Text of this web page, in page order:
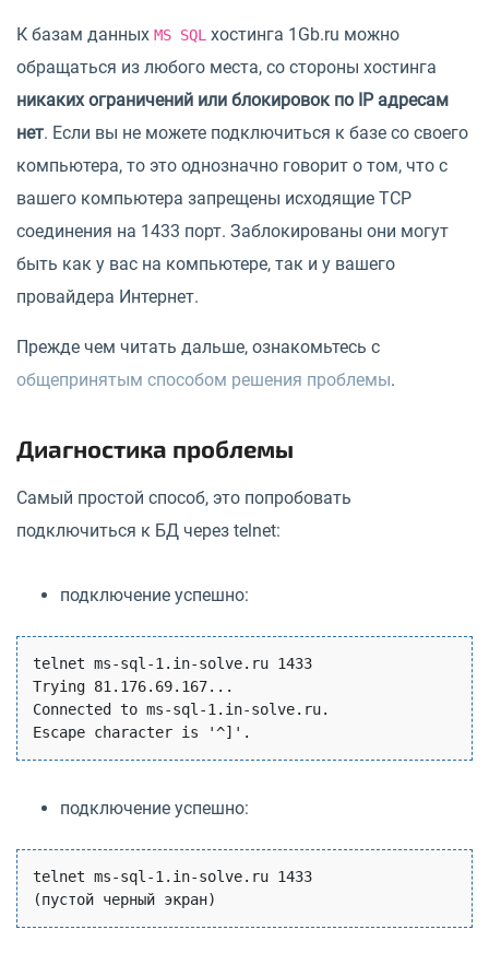
К базам данных MS SQL хостинга 1Gb.ru можно
обращаться из любого места, со стороны хостинга
никаких ограничений или блокировок по IP адресам
нет. Если вы не можете подключиться к базе со своего
компьютера, то это однозначно говорит о том, что с
вашего компьютера запрещены исходящие TCP
соединения на 1433 порт. Заблокированы они могут
быть как у вас на компьютере, так и у вашего
провайдера Интернет.
Прежде чем читать дальше, ознакомьтесь с
общепринятым способом решения проблемы.
Диагностика проблемы
Самый простой способ, это попробовать
подключиться к БД через telnet:
подключение успешно:
telnet ms-sql-1.in-solve.ru 1433
Trying 81.176.69.167...
Connected to ms-sql-1.in-solve.ru.
подключение успешно:
telnet ms-sql-1.in-solve.ru 1433